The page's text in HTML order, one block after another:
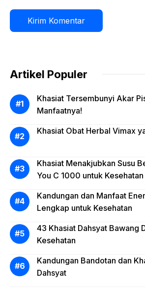
Artikel Populer
Khasiat Tersembunyi Akar
Manfaatnya!
Khasiat Obat Herbal Vimax
Khasiat Menakjubkan Susu
You C 1000 untuk Kesehatan
Kandungan dan Manfaat
Lengkap untuk Kesehatan
43 Khasiat Dahsyat Bawang
Kesehatan
Kandungan Bandotan dan
Dahsyat